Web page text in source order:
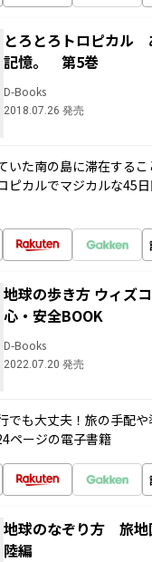
とろとろトロピカル
記憶。 第5巻
D-Books
2018.07.26 発売
いた南の島に滞在する
ピカルでマジカルな45
地球の歩き方 ウィズ
心・安全BOOK
D-Books
2022.07.20 発売
でも大丈夫！旅の手配
ページの電子書籍
地球のなぞり方 旅
陸編